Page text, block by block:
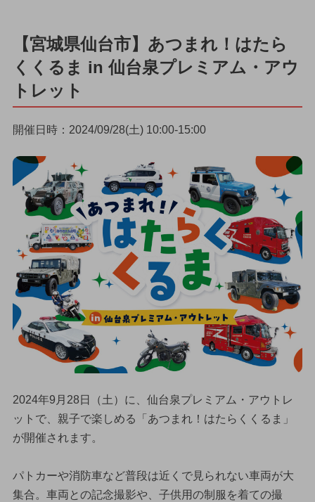
【宮城県仙台市】あつまれ！はたら
くくるま in 仙台泉プレミアム・アウ
トレット
開催日時：2024/09/28(土) 10:00-15:00
2024年9月28日（土）に、仙台泉プレミアム・アウトレ
ットで、親子で楽しめる「あつまれ！はたらくくるま」
が開催されます。
パトカーや消防車など普段は近くで見られない車両が大
集合。車両との記念撮影や、子供用の制服を着ての撮